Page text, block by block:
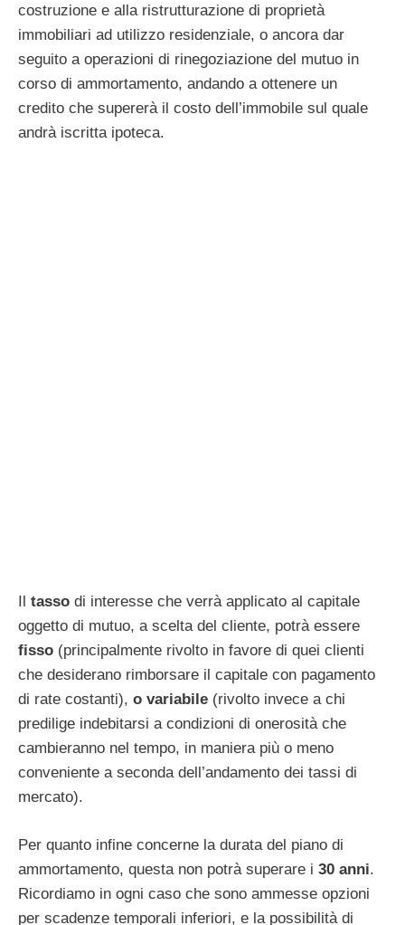
costruzione e alla ristrutturazione di proprietà
immobiliari ad utilizzo residenziale, o ancora dar
seguito a operazioni di rinegoziazione del mutuo in
corso di ammortamento, andando a ottenere un
credito che supererà il costo dell’immobile sul quale
andrà iscritta ipoteca.
tasso di interesse che verrà applicato al capitale
oggetto di mutuo, a scelta del cliente, potrà essere
fisso (principalmente rivolto in favore di quei clienti
che desiderano rimborsare il capitale con pagamento
di rate costanti), o variabile (rivolto invece a chi
predilige indebitarsi a condizioni di onerosità che
cambieranno nel tempo, in maniera più o meno
conveniente a seconda dell’andamento dei tassi di
mercato).
Per quanto infine concerne la durata del piano di
ammortamento, questa non potrà superare i 30 anni.
Ricordiamo in ogni caso che sono ammesse opzioni
per scadenze temporali inferiori, e la possibilità di